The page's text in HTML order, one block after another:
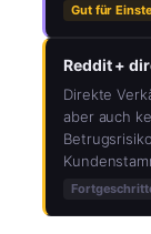
Gut für
Reddit +
Direkte
aber auch